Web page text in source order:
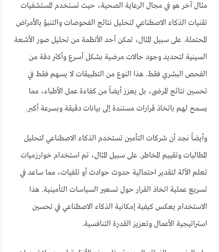
مثال آخر هو في مجال الرعاية الصحية، حيث تستخدم المستشفيات
تقنيات الذكاء الاصطناعي لتحليل نتائج الفحوصات والتنبؤ بالأمراض
المحتملة. على سبيل المثال، تمكن أحد الأنظمة من تحليل صور الأشعة
السينية لتحديد وجود حالات مرضية بشكل أسرع وأكثر دقة من
الفحص البشري فقط. هذا النوع من التطبيقات لا يسهم فقط في
تحسين نتائج المرضى، بل يعزز أيضاً من كفاءة عمل الأطباء، مما
يسمح لهم باتخاذ قرارات مستندة إلى بيانات دقيقة وبسرعة أكبر.
وأيضاً نجد أن شركات التأمين تستخدم الذكاء الاصطناعي لتحليل
المطالبات وتقييم المخاطر. على سبيل المثال، تم استخدام خوارزميات
تعلم الآلة لتقدير احتمالية حدوث حوادث أو تلفيات، مما ساعد في
تسريع عملية اتخاذ القرار حول تسعير السياسات التأمينية. هذا
الاستخدام يعكس كيفية إمكانية الذكاء الاصطناعي في تحسين
استراتيجية الأعمال وتعزيز القدرة التنافسية.